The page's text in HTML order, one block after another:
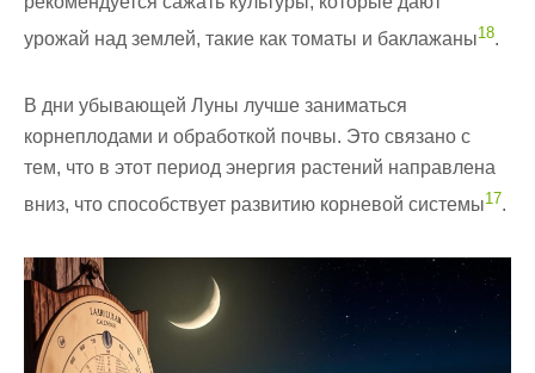
урожай над землей, такие как томаты и баклажаны18.
В дни убывающей Луны лучше заниматься
корнеплодами и обработкой почвы. Это связано с
тем, что в этот период энергия растений направлена
вниз, что способствует развитию корневой системы17.